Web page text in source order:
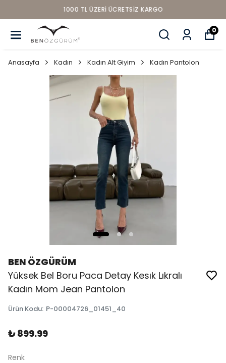
1000 TL ÜZERI ÜCRETSIZ KARGO
0
Anasayfa Kadın Kadın Alt Giyim Kadın Pantolon
BEN ÖZGÜRÜM
Yüksek Bel Boru Paca Detay Kesık Lıkralı
Kadın Mom Jean Pantolon
Ürün Kodu: P-00004726_01451_40
₺ 899.99
Renk